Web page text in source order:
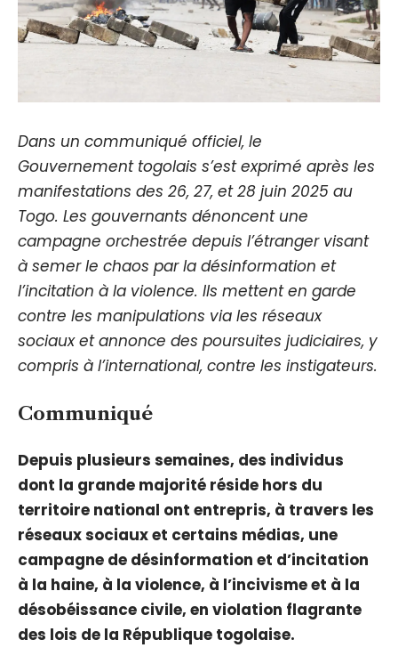
Dans un communiqué officiel, le
Gouvernement togolais s’est exprimé après les
manifestations des 26, 27, et 28 juin 2025 au
Togo. Les gouvernants dénoncent une
campagne orchestrée depuis l’étranger visant
à semer le chaos par la désinformation et
l’incitation à la violence. Ils mettent en garde
contre les manipulations via les réseaux
sociaux et annonce des poursuites judiciaires, y
compris à l’international, contre les instigateurs.
Communiqué
Depuis plusieurs semaines, des individus
dont la grande majorité réside hors du
territoire national ont entrepris, à travers les
réseaux sociaux et certains médias, une
campagne de désinformation et d’incitation
à la haine, à la violence, à l’incivisme et à la
désobéissance civile, en violation flagrante
des lois de la République togolaise.